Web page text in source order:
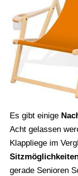
Es gibt einige
Acht gelassen
Klappliege im
gerade Senioren